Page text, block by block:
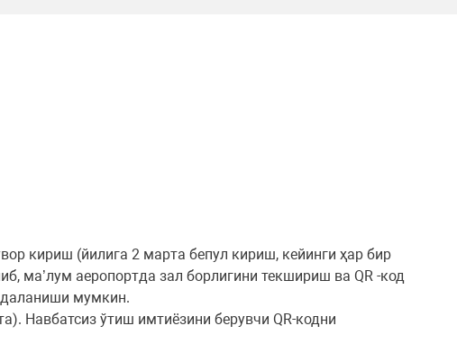
кириш (йилига 2 марта бепул кириш, кейинги ҳар бир
ма’лум аеропортда зал борлигини текшириш ва QR -код
мумкин.
Навбатсиз ўтиш имтиёзини берувчи QR-кодни